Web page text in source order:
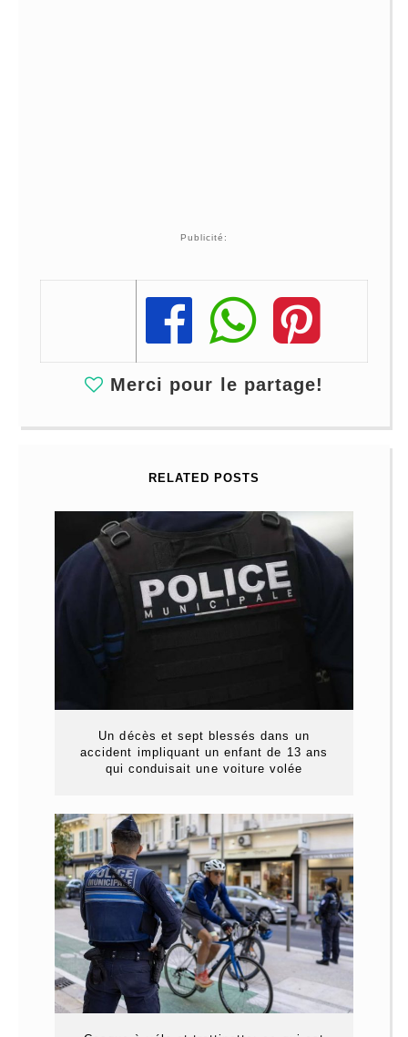
Publicité:
Share
Share
Share
Merci pour le partage!
RELATED POSTS
Un décès et sept blessés dans un
accident impliquant un enfant de 13 ans
qui conduisait une voiture volée